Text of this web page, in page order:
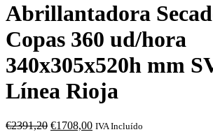
Abrillantadora
Copas 360 ud/hora
340x305x520h mm
Línea Rioja
€2391,20 O
€1708,00OIVA Incluído